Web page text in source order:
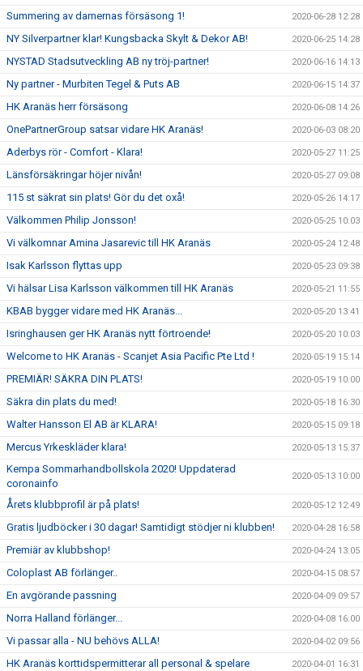
Summering av damernas försäsong 1! 2020-06-28 12:28
NY Silverpartner klar! Kungsbacka Skylt & Dekor AB! 2020-06-25 14:28
NYSTAD Stadsutveckling AB ny tröj-partner! 2020-06-16 14:13
Ny partner - Murbiten Tegel & Puts AB 2020-06-15 14:37
HK Aranäs herr försäsong 2020-06-08 14:26
OnePartnerGroup satsar vidare HK Aranäs! 2020-06-03 08:20
Aderbys rör - Comfort - Klara! 2020-05-27 11:25
Länsförsäkringar höjer nivån! 2020-05-27 09:08
115 st säkrat sin plats! Gör du det oxå! 2020-05-26 14:17
Välkommen Philip Jonsson! 2020-05-25 10:03
Vi välkomnar Amina Jasarevic till HK Aranäs 2020-05-24 12:48
Isak Karlsson flyttas upp 2020-05-23 09:38
Vi hälsar Lisa Karlsson välkommen till HK Aranäs 2020-05-21 11:55
KBAB bygger vidare med HK Aranäs... 2020-05-20 13:41
Isringhausen ger HK Aranäs nytt förtroende! 2020-05-20 10:03
Welcome to HK Aranäs - Scanjet Asia Pacific Pte Ltd ! 2020-05-19 15:14
PREMIÄR! SÄKRA DIN PLATS! 2020-05-19 10:00
Säkra din plats du med! 2020-05-18 16:30
Walter Hansson El AB är KLARA! 2020-05-15 09:18
Mercus Yrkeskläder klara! 2020-05-13 15:37
Kempa Sommarhandbollskola 2020! Uppdaterad
coronainfo
2020-05-13 10:00
Årets klubbprofil är på plats! 2020-05-12 12:49
Gratis ljudböcker i 30 dagar! Samtidigt stödjer ni klubben! 2020-04-28 16:58
Premiär av klubbshop! 2020-04-24 13:05
Coloplast AB förlänger.. 2020-04-15 08:57
En avgörande passning 2020-04-09 09:57
Norra Halland förlänger... 2020-04-08 16:00
Vi passar alla - NU behövs ALLA! 2020-04-02 09:56
HK Aranäs korttidspermitterar all personal & spelare 2020-04-01 16:31